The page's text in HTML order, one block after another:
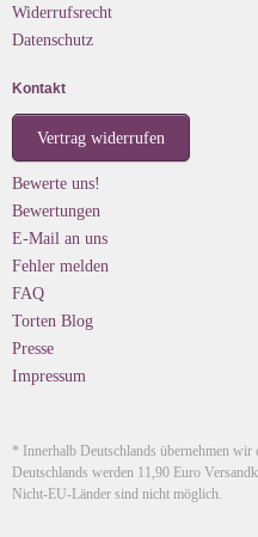
Widerrufsrecht
Datenschutz
Kontakt
Vertrag widerrufen
Bewerte uns!
Bewertungen
E-Mail an uns
Fehler melden
FAQ
Torten Blog
Presse
Impressum
* Innerhalb Deutschlands übernehmen
Deutschlands werden 11,90 Euro
Nicht-EU-Länder sind nicht möglich.